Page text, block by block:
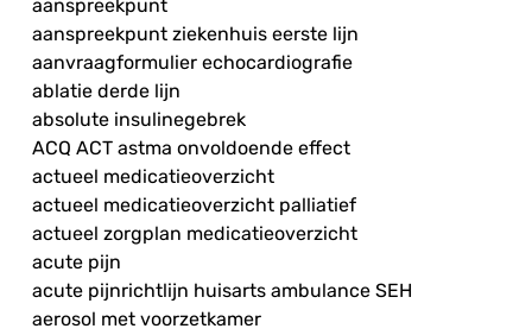
aanspreekpunt
aanspreekpunt ziekenhuis eerste lijn
aanvraagformulier echocardiografie
ablatie derde lijn
absolute insulinegebrek
ACQ ACT astma onvoldoende effect
actueel medicatieoverzicht
actueel medicatieoverzicht palliatief
actueel zorgplan medicatieoverzicht
acute pijn
acute pijnrichtlijn huisarts ambulance SEH
aerosol met voorzetkamer